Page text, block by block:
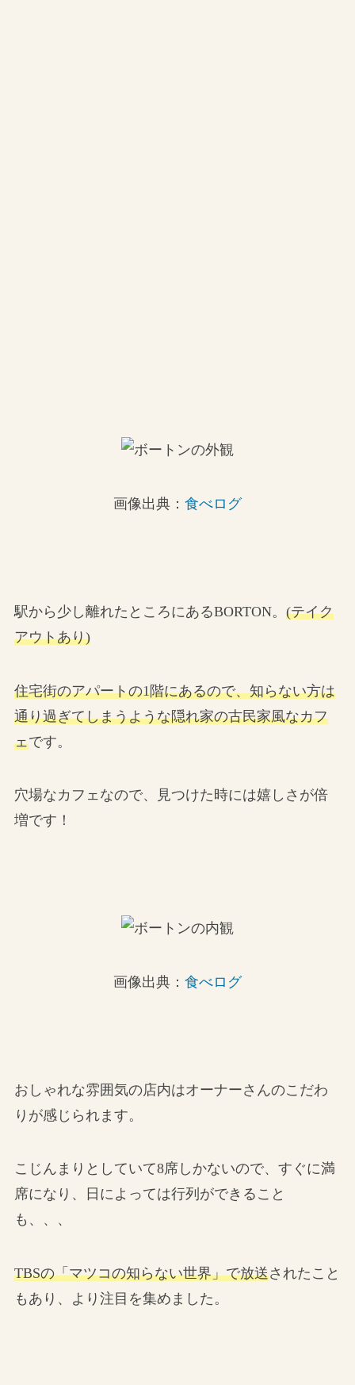
画像出典： 食べログ
駅から少し離れたところにあるBORTON。 (テイク
アウトあり)
住宅街のアパートの1階にあるので、知らない方は
通り過ぎてしまうような隠れ家の古民家風なカフ
ェです。
穴場なカフェなので、見つけた時には嬉しさが倍
増です！
画像出典： 食べログ
おしゃれな雰囲気の店内はオーナーさんのこだわ
りが感じられます。
こじんまりとしていて8席しかないので、すぐに満
席になり、日によっては行列ができること
も、、、
TBSの「マツコの知らない世界」で放送されたこと
もあり、より注目を集めました。